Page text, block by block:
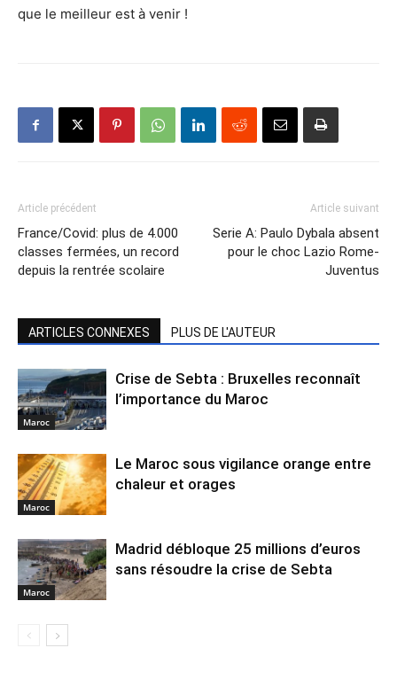
que le meilleur est à venir !
Article précédent
France/Covid: plus de 4.000
classes fermées, un record
depuis la rentrée scolaire
Article suivant
Serie A: Paulo Dybala absent
pour le choc Lazio Rome-
Juventus
ARTICLES CONNEXES PLUS DE L'AUTEUR
Maroc
Crise de Sebta : Bruxelles reconnaît
l’importance du Maroc
Maroc
Le Maroc sous vigilance orange entre
chaleur et orages
Maroc
Madrid débloque 25 millions d’euros
sans résoudre la crise de Sebta